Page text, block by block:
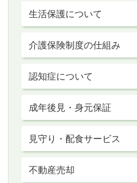
生活保護について
介護保険制度の仕組み
認知症について
成年後見・身元保証
見守り・配食サービス
不動産売却